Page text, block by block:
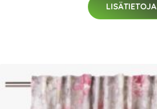
LISÄTIETOJA